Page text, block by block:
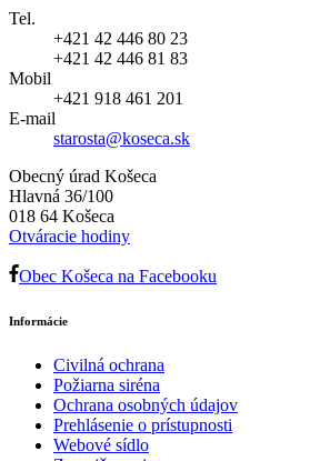
Tel.
+421 42 446 80 23
+421 42 446 81 83
Mobil
+421 918 461 201
E-mail
starosta@koseca.sk
Obecný úrad Košeca
Hlavná 36/100
018 64 Košeca
Otváracie hodiny
Obec Košeca na Facebooku
Informácie
Civilná ochrana
Požiarna siréna
Ochrana osobných údajov
Prehlásenie o prístupnosti
Webové sídlo